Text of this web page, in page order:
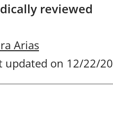
reviewed
Arias
updated on 12/22/